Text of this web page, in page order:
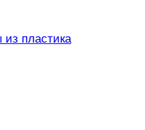
пластика